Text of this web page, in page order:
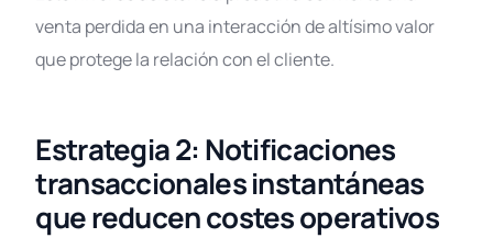
venta perdida en una interacción de altísimo valor
que protege la relación con el cliente.
Estrategia 2: Notificaciones
transaccionales instantáneas
que reducen costes operativos